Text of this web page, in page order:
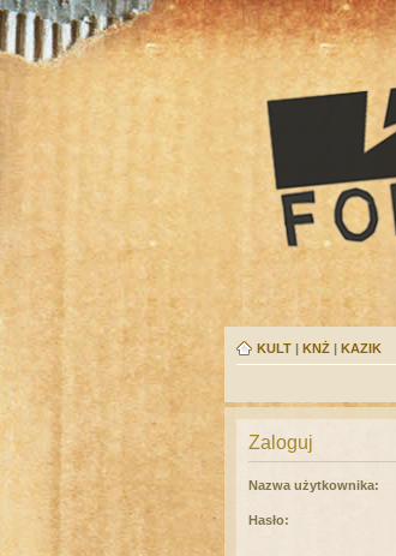
KULT | KNŻ | KAZIK
Zaloguj
Nazwa użytkownika:
Hasło: